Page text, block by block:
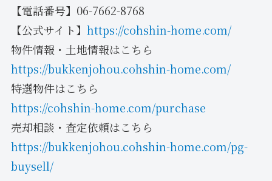
【電話番号】06-7662-8768
【公式サイト】 https://cohshin-home.com/
物件情報・土地情報はこちら
https://bukkenjohou.cohshin-home.com/
特選物件はこちら
https://cohshin-home.com/purchase
売却相談・査定依頼はこちら
https://bukkenjohou.cohshin-home.com/pg-
buysell/